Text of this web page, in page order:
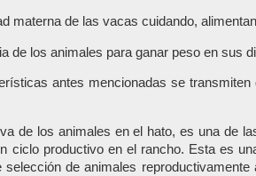
materna de las vacas cuidando,
de los animales para ganar peso en sus
antes mencionadas se
de los animales en el hato, es una de
ciclo productivo en el rancho. Esta es
selección de animales